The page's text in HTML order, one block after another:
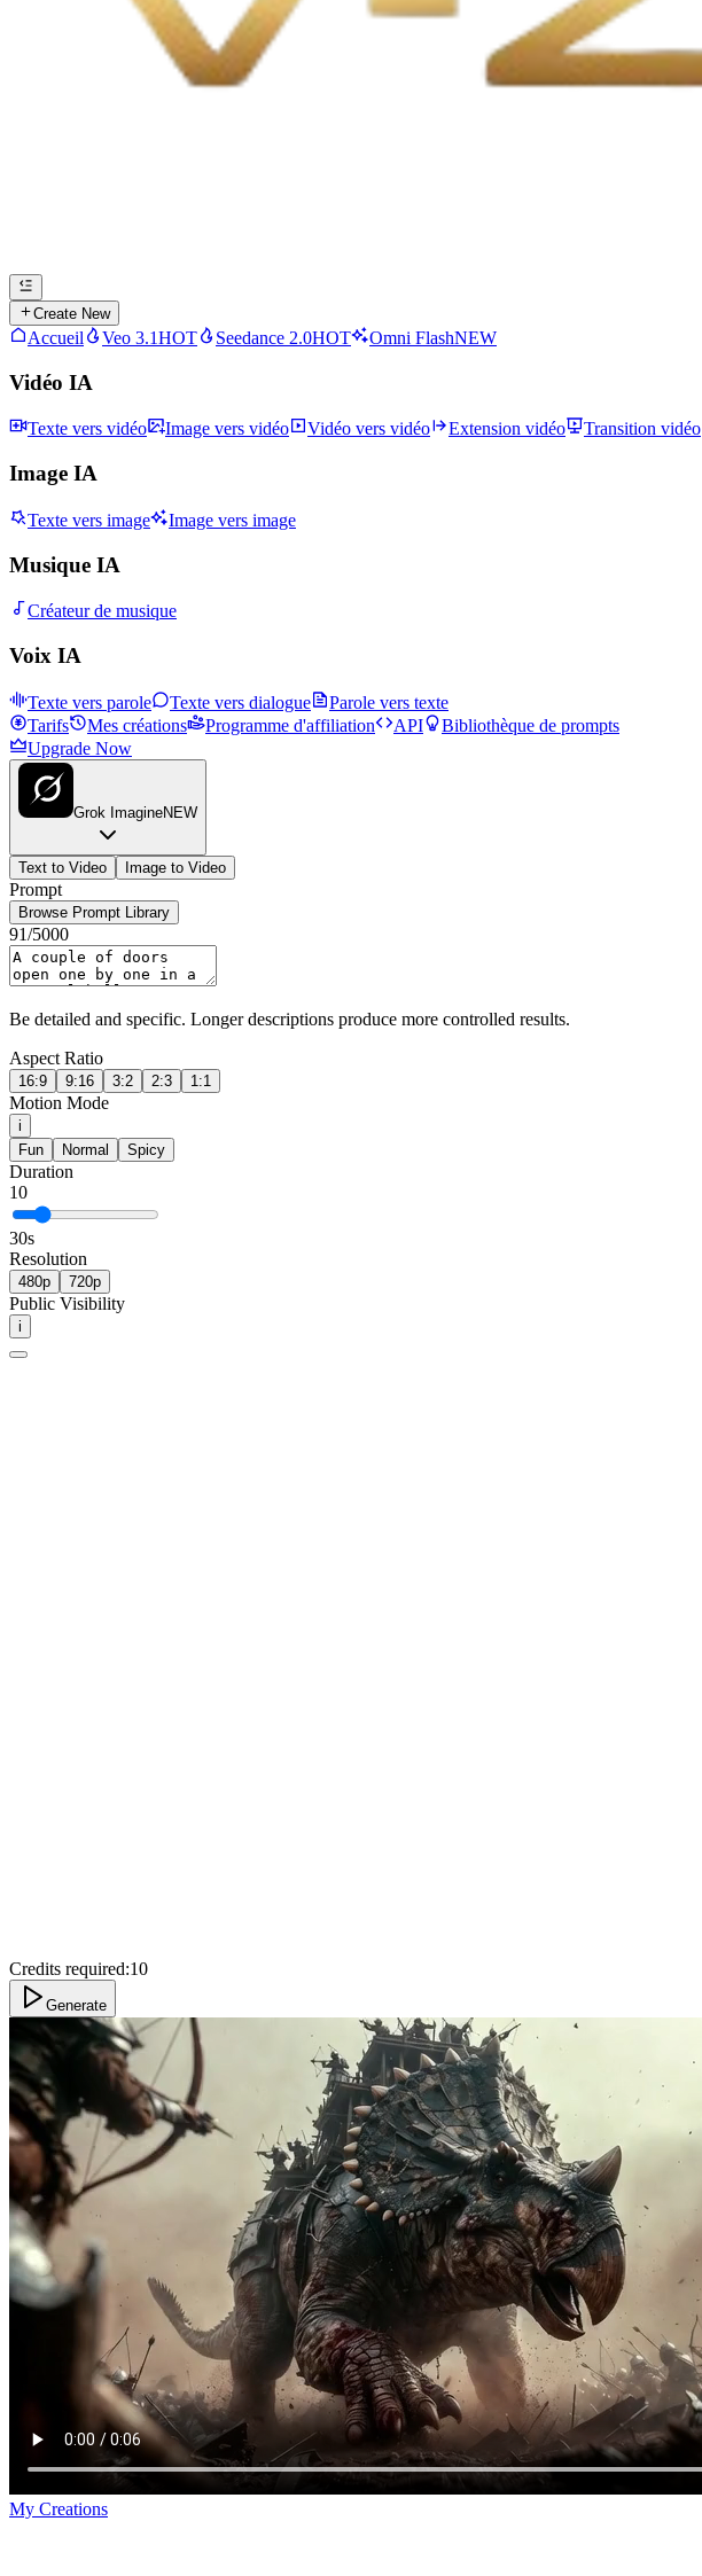
Create New
Accueil Veo 3.1HOT Seedance 2.0HOT Omni FlashNEW
Vidéo IA
Texte vers vidéo Image vers vidéo Vidéo vers vidéo Extension vidéo Transition vidéo
Image IA
Texte vers image Image vers image
Musique IA
Créateur de musique
Voix IA
Texte vers parole Texte vers dialogue
Parole vers texte
Tarifs
Mes créations Programme d'affiliation API
Bibliothèque de prompts
Upgrade Now
Grok ImagineNEW
Text to Video Image to Video
Prompt
Browse Prompt Library
91/5000
Be detailed and specific. Longer descriptions produce more controlled results.
Aspect Ratio
16:9 9:16 3:2 2:3 1:1
Motion Mode
i
Fun
Normal Spicy
Duration
10
30s
Resolution
480p 720p
Public Visibility
i
Credits required:10
Generate
My Creations